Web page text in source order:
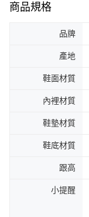
商品規格
品牌
產地
鞋面材質
內裡材質
鞋墊材質
鞋底材質
跟高
小提醒